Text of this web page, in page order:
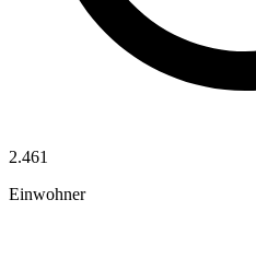
2.461
Einwohner